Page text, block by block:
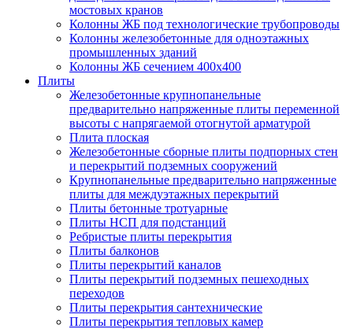
мостовых кранов
Колонны ЖБ под технологические трубопроводы
Колонны железобетонные для одноэтажных
промышленных зданий
Колонны ЖБ сечением 400х400
Плиты
Железобетонные крупнопанельные
предварительно напряженные плиты переменной
высоты с напрягаемой отогнутой арматурой
Плита плоская
Железобетонные сборные плиты подпорных стен
и перекрытий подземных сооружений
Крупнопанельные предварительно напряженные
плиты для междуэтажных перекрытий
Плиты бетонные тротуарные
Плиты НСП для подстанций
Ребристые плиты перекрытия
Плиты балконов
Плиты перекрытий каналов
Плиты перекрытий подземных пешеходных
переходов
Плиты перекрытия сантехнические
Плиты перекрытия тепловых камер